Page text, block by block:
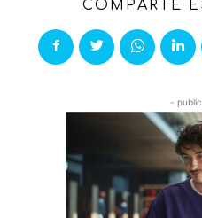
COMPARTE
-